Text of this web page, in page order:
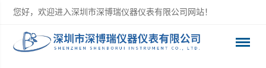
您好，欢迎进入深圳市深博瑞仪器仪表有限公司网站！